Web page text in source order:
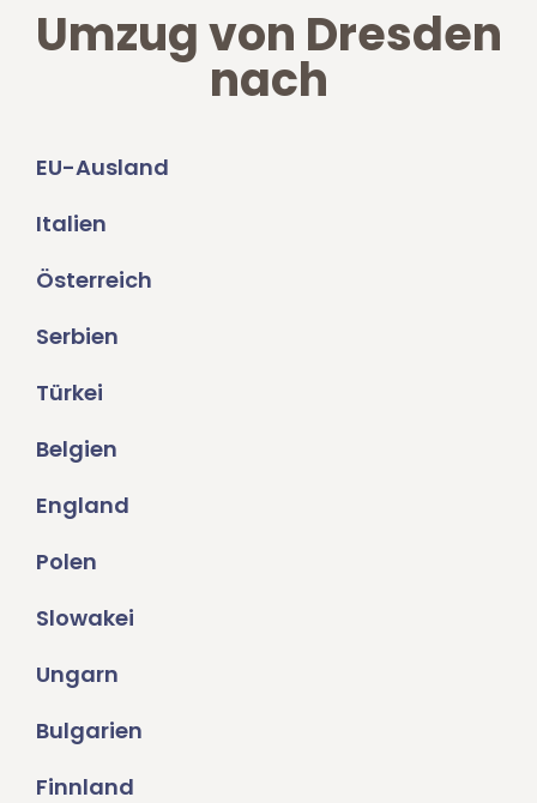
Umzug von Dresden
nach
EU-Ausland
Italien
Österreich
Serbien
Türkei
Belgien
England
Polen
Slowakei
Ungarn
Bulgarien
Finnland